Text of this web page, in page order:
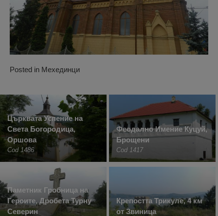
Posted in Мехединци
Църквата Успение на
Света Богородица,
Оршова
Cod 1486
Феодално Имение Куцуй,
Брощени
Cod 1417
Паметник Гробница на
Героите, Дробета Турну
Северин
Крепостта Трикуле, 4 км
от Звиница